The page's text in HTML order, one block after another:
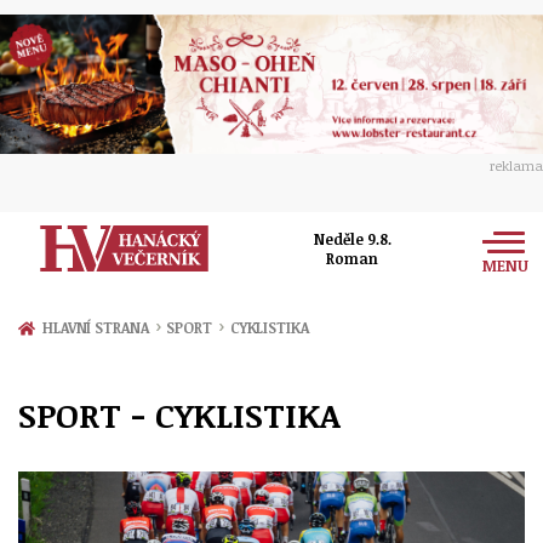
reklama
Neděle 9.8.
Roman
MENU
Zprávy
Přerov
Politika
Ekonomika
Kultura
Hudba
Společnost
Ženy
Sport
HLAVNÍ STRANA › SPORT › CYKLISTIKA
SPORT - CYKLISTIKA